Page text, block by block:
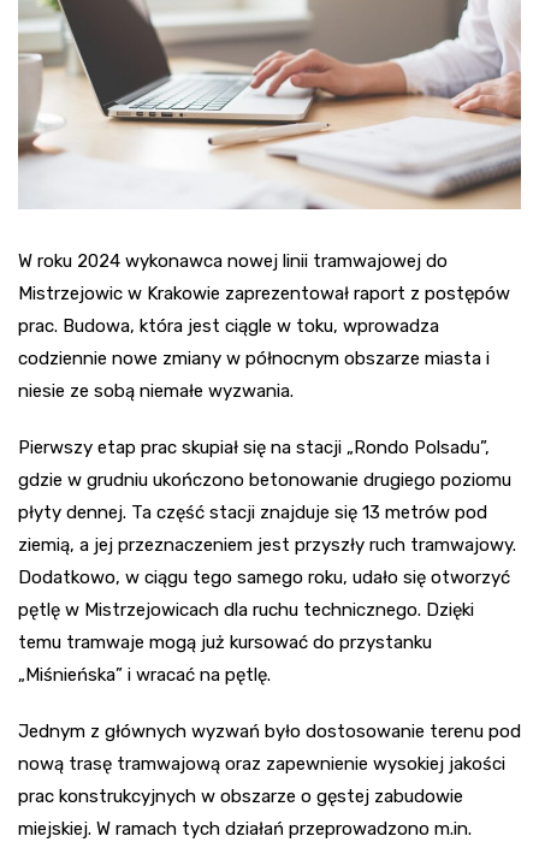
W roku 2024 wykonawca nowej linii tramwajowej do
Mistrzejowic w Krakowie zaprezentował raport z postępów
prac. Budowa, która jest ciągle w toku, wprowadza
codziennie nowe zmiany w północnym obszarze miasta i
niesie ze sobą niemałe wyzwania.
Pierwszy etap prac skupiał się na stacji „Rondo Polsadu”,
gdzie w grudniu ukończono betonowanie drugiego poziomu
płyty dennej. Ta część stacji znajduje się 13 metrów pod
ziemią, a jej przeznaczeniem jest przyszły ruch tramwajowy.
Dodatkowo, w ciągu tego samego roku, udało się otworzyć
pętlę w Mistrzejowicach dla ruchu technicznego. Dzięki
temu tramwaje mogą już kursować do przystanku
„Miśnieńska” i wracać na pętlę.
Jednym z głównych wyzwań było dostosowanie terenu pod
nową trasę tramwajową oraz zapewnienie wysokiej jakości
prac konstrukcyjnych w obszarze o gęstej zabudowie
miejskiej. W ramach tych działań przeprowadzono m.in.